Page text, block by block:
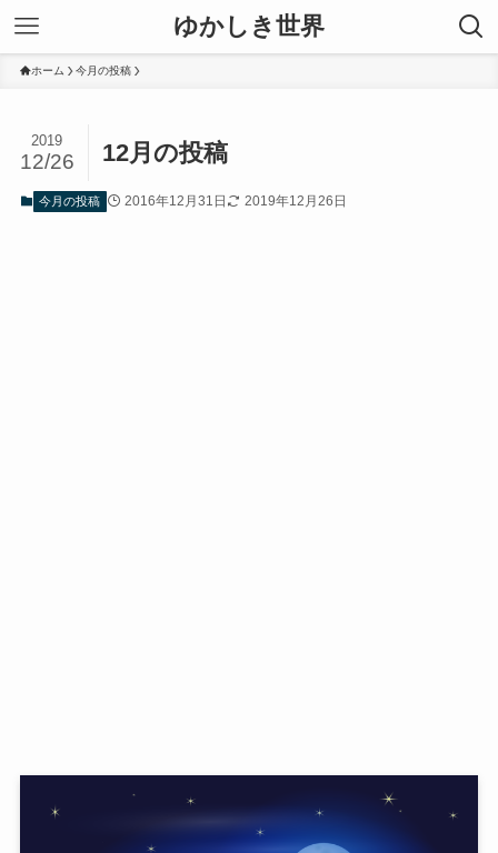
ゆかしき世界
ホーム 今月の投稿
12月の投稿
2019
12/26
今月の投稿 2016年12月31日 2019年12月26日